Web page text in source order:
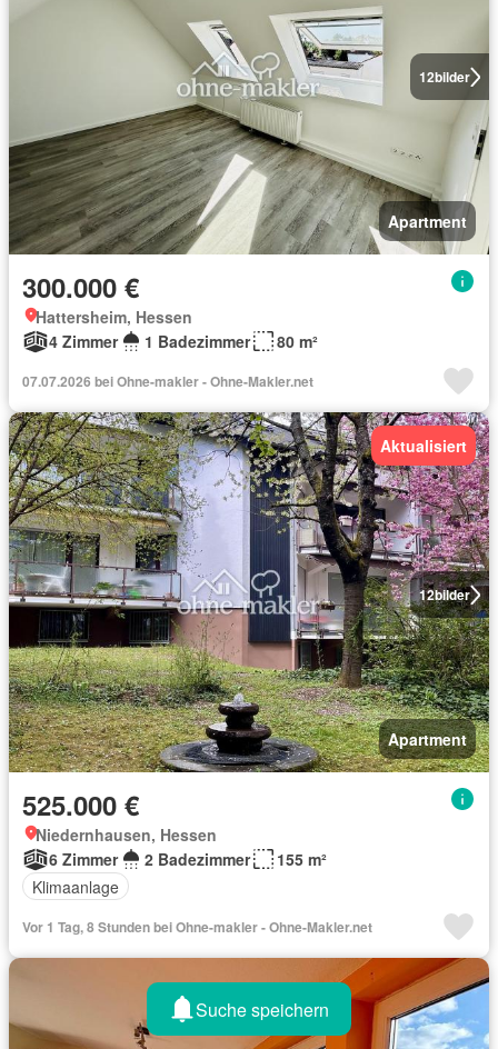
12bilder
Apartment
300.000 €
Hattersheim, Hessen
4 Zimmer
1 Badezimmer 80 m²
07.07.2026 bei Ohne-makler - Ohne-Makler.net
12bilder
Aktualisiert
Apartment
525.000 €
Niedernhausen, Hessen
6 Zimmer
2 Badezimmer
155 m²
Klimaanlage
Vor 1 Tag, 8 Stunden bei Ohne-makler - Ohne-Makler.net
Suche speichern